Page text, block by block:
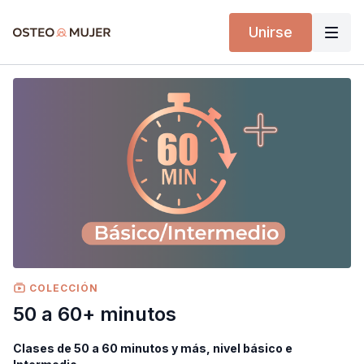
Unirse
COLECCIÓN
50 a 60+ minutos
Clases de 50 a 60 minutos y más, nivel básico e